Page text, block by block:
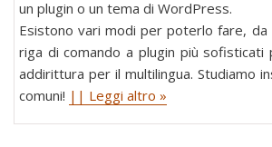
un plugin o un tema di WordPress.
Esistono vari modi per poterlo fare, da
riga di comando a plugin più sofisticati
addirittura per il multilingua. Studiamo
comuni! || Leggi altro »